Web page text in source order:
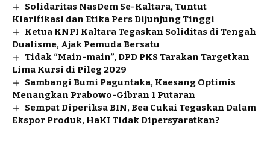
Solidaritas NasDem Se-Kaltara, Tuntut
Klarifikasi dan Etika Pers Dijunjung Tinggi
Ketua KNPI Kaltara Tegaskan Soliditas di Tengah
Dualisme, Ajak Pemuda Bersatu
Tidak “Main-main”, DPD PKS Tarakan Targetkan
Lima Kursi di Pileg 2029
Sambangi Bumi Paguntaka, Kaesang Optimis
Menangkan Prabowo-Gibran 1 Putaran
Sempat Diperiksa BIN, Bea Cukai Tegaskan Dalam
Ekspor Produk, HaKI Tidak Dipersyaratkan?